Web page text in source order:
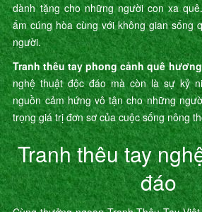
dành tặng cho những người con xa
ấm cúng hòa cùng với không gian sống
người.
Tranh thêu tay phong cảnh quê hương
nghệ thuật độc đáo mà còn là sự kỷ
nguồn cảm hứng vô tận cho những
trọng giá trị đơn sơ của cuộc sống nông
Tranh thêu tay
đáo